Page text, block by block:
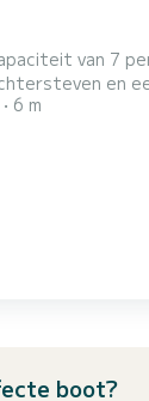
van 7
en
om de
heeft u
6 m
boot?